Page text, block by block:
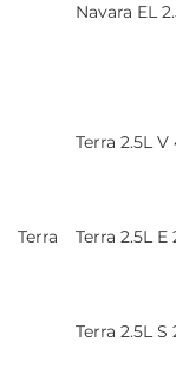
Navara EL
Terra
Terra 2.5L
Terra 2.5L E
Terra 2.5L